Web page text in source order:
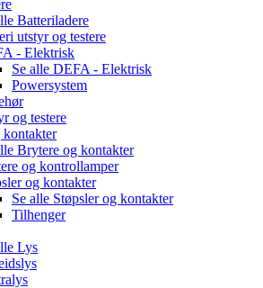
Batteriladere
utstyr og testere
- Elektrisk
Se alle DEFA - Elektrisk
Powersystem
og testere
Brytere og kontakter
og kontrollamper
og kontakter
Se alle Støpsler og kontakter
Tilhenger
Lys